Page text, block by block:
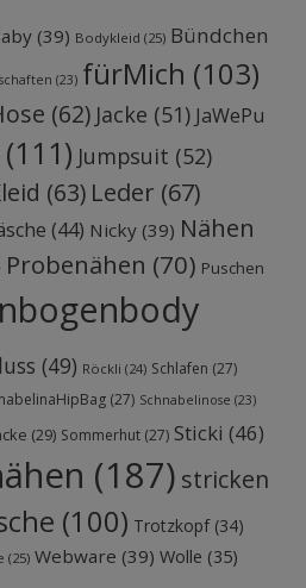
(39) Bodykleid (25) Bündchen
(23) fürMich (103)
(62) Jacke (51) JaWePu
(111) Jumpsuit (52)
(63) Leder (67)
(44) Nicky (39) Nähen
Probenähen (70) Puschen
(49) Röckli (24) Schlafen (27)
(27) Schnabelinose (23)
(29) Sommerhut (27) Sticki (46)
(187) stricken
(100) Trotzkopf(34)
(25) Webware (39) Wolle (35)